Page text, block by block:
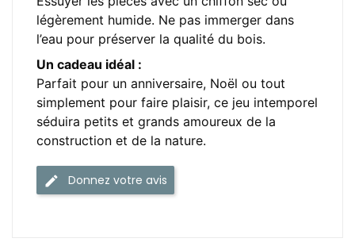
légèrement humide. Ne pas immerger dans
l’eau pour préserver la qualité du bois.
Un cadeau idéal :
Parfait pour un anniversaire, Noël ou tout
simplement pour faire plaisir, ce jeu intemporel
séduira petits et grands amoureux de la
construction et de la nature.
Donnez votre avis